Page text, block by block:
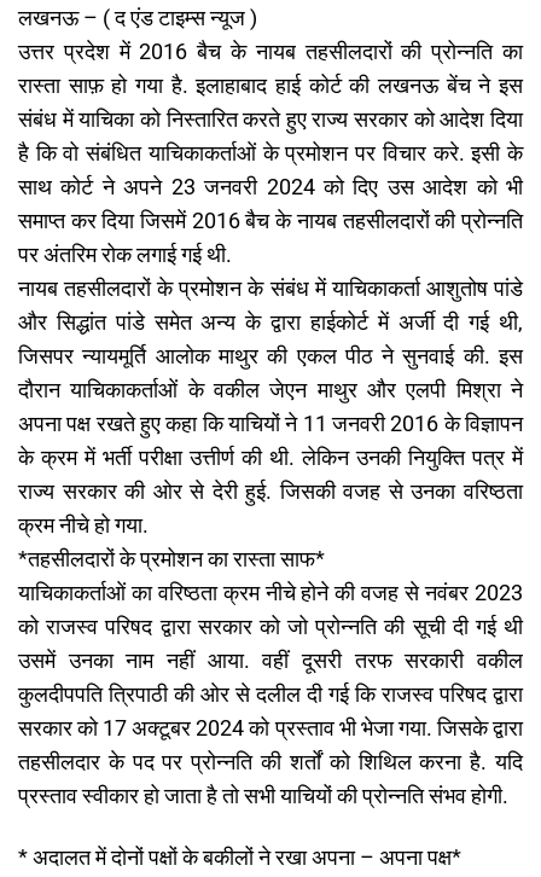
लखनऊ – ( द एंड टाइम्स न्यूज )
उत्तर प्रदेश में 2016 बैच के नायब तहसीलदारों की प्रोन्नति का
रास्ता साफ़ हो गया है. इलाहाबाद हाई कोर्ट की लखनऊ बेंच ने इस
संबंध में याचिका को निस्तारित करते हुए राज्य सरकार को आदेश दिया
है कि वो संबंधित याचिकाकर्ताओं के प्रमोशन पर विचार करे. इसी के
साथ कोर्ट ने अपने 23 जनवरी 2024 को दिए उस आदेश को भी
समाप्त कर दिया जिसमें 2016 बैच के नायब तहसीलदारों की प्रोन्नति
पर अंतरिम रोक लगाई गई थी.
नायब तहसीलदारों के प्रमोशन के संबंध में याचिकाकर्ता आशुतोष पांडे
और सिद्धांत पांडे समेत अन्य के द्वारा हाईकोर्ट में अर्जी दी गई थी,
जिसपर न्यायमूर्ति आलोक माथुर की एकल पीठ ने सुनवाई की. इस
दौरान याचिकाकर्ताओं के वकील जेएन माथुर और एलपी मिश्रा ने
अपना पक्ष रखते हुए कहा कि याचियों ने 11 जनवरी 2016 के विज्ञापन
के क्रम में भर्ती परीक्षा उत्तीर्ण की थी. लेकिन उनकी नियुक्ति पत्र में
राज्य सरकार की ओर से देरी हुई. जिसकी वजह से उनका वरिष्ठता
क्रम नीचे हो गया.
*तहसीलदारों के प्रमोशन का रास्ता साफ*
याचिकाकर्ताओं का वरिष्ठता क्रम नीचे होने की वजह से नवंबर 2023
को राजस्व परिषद द्वारा सरकार को जो प्रोन्नति की सूची दी गई थी
उसमें उनका नाम नहीं आया. वहीं दूसरी तरफ सरकारी वकील
कुलदीपपति त्रिपाठी की ओर से दलील दी गई कि राजस्व परिषद द्वारा
सरकार को 17 अक्टूबर 2024 को प्रस्ताव भी भेजा गया. जिसके द्वारा
तहसीलदार के पद पर प्रोन्नति की शर्तों को शिथिल करना है. यदि
प्रस्ताव स्वीकार हो जाता है तो सभी याचियों की प्रोन्नति संभव होगी.
* अदालत में दोनों पक्षों के बकीलों ने रखा अपना – अपना पक्ष*